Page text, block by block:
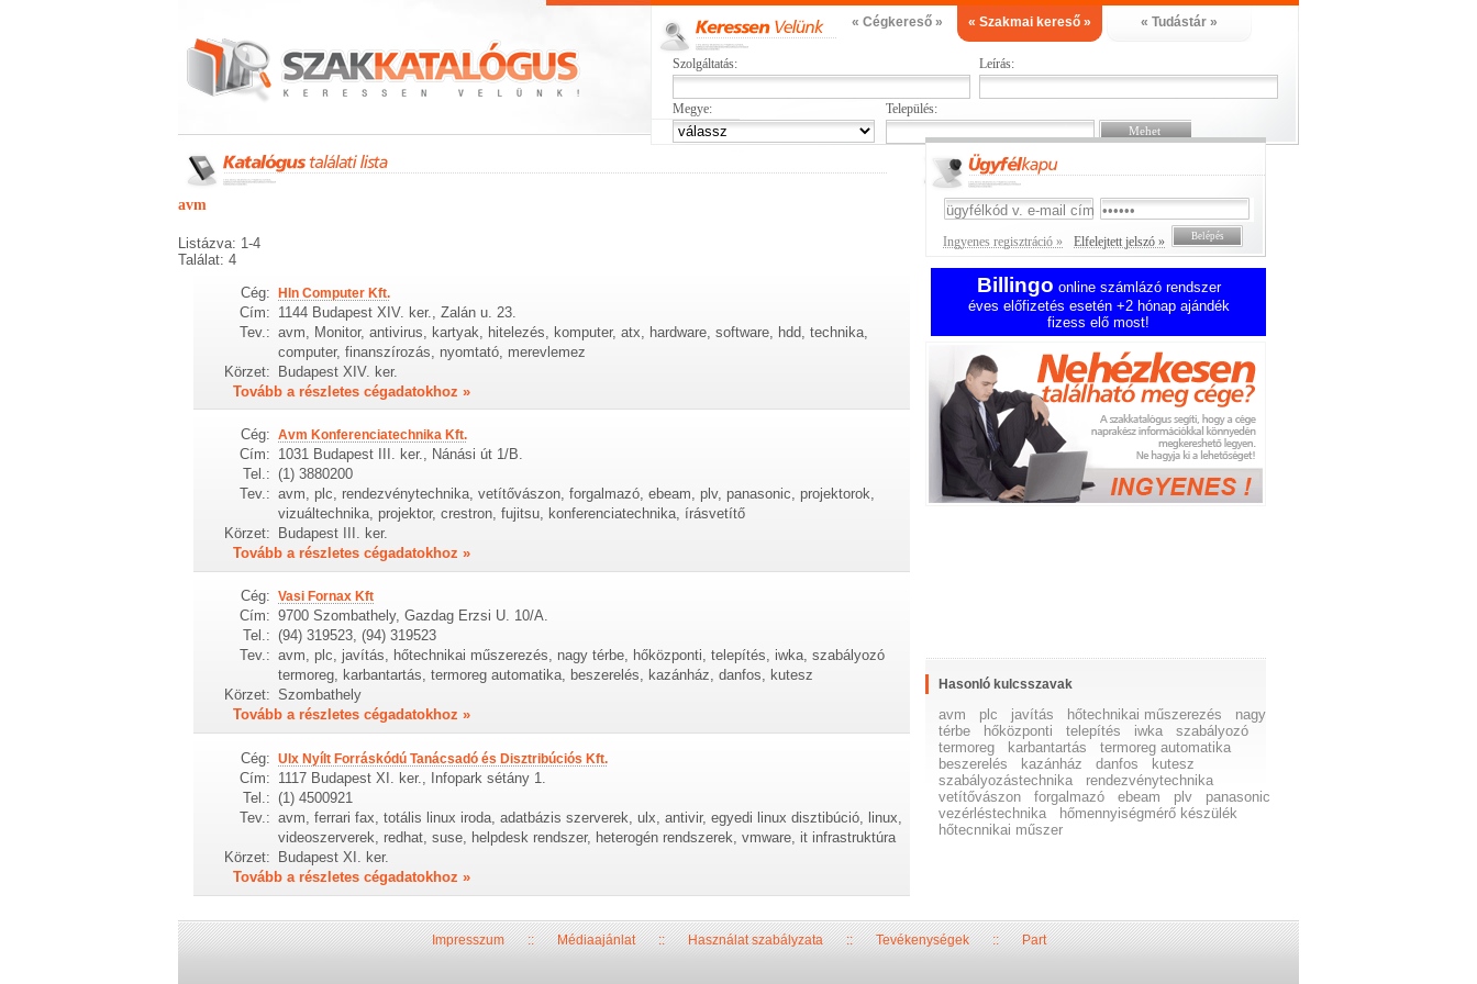
« Cégkereső » « Szakmai kereső » « Tudástár »
Szolgáltatás: Leírás:
Megye: Település:
avm
Listázva: 1-4
Találat: 4
Cég: Hln Computer Kft.
Cím: 1144 Budapest XIV. ker., Zalán u. 23.
Tev.: avm, Monitor, antivirus, kartyak, hitelezés, komputer, atx, hardware, software, hdd, technika,
computer, finanszírozás, nyomtató, merevlemez
Körzet: Budapest XIV. ker.
Tovább a részletes cégadatokhoz »
Cég: Avm Konferenciatechnika Kft.
Cím: 1031 Budapest III. ker., Nánási út 1/B.
Tel.: (1) 3880200
Tev.: avm, plc, rendezvénytechnika, vetítővászon, forgalmazó, ebeam, plv, panasonic, projektorok,
vizuáltechnika, projektor, crestron, fujitsu, konferenciatechnika, írásvetítő
Körzet:
Budapest III. ker.
Tovább a részletes cégadatokhoz »
Cég: Vasi Fornax Kft
Cím: 9700 Szombathely, Gazdag Erzsi U. 10/A.
Tel.: (94) 319523, (94) 319523
Tev.: avm, plc, javítás, hőtechnikai műszerezés, nagy térbe, hőközponti, telepítés, iwka, szabályozó
termoreg, karbantartás, termoreg automatika, beszerelés, kazánház, danfos, kutesz
Körzet: Szombathely
Tovább a részletes cégadatokhoz »
Cég: Ulx Nyílt Forráskódú Tanácsadó és Disztribúciós Kft.
Cím: 1117 Budapest XI. ker., Infopark sétány 1.
Tel.: (1) 4500921
Tev.: avm, ferrari fax, totális linux iroda, adatbázis szerverek, ulx, antivir, egyedi linux disztibúció, linux,
videoszerverek, redhat, suse, helpdesk rendszer, heterogén rendszerek, vmware, it infrastruktúra
Körzet:
Budapest XI. ker.
Tovább a részletes cégadatokhoz »
Ingyenes regisztráció » Elfelejtett jelszó »
Billingo online számlázó rendszer
éves előfizetés esetén +2 hónap ajándék
fizess elő most!
Hasonló kulcsszavak
avm plc javítás hőtechnikai műszerezés
nagy
térbe
hőközponti telepítés iwka
szabályozó
termoreg
karbantartás
termoreg automatika
beszerelés
kazánház danfos
kutesz
szabályozástechnika
rendezvénytechnika
vetítővászon
forgalmazó ebeam plv
panasonic
vezérléstechnika
hőmennyiségmérő készülék
hőtecnnikai műszer
Impresszum::Médiaajánlat::Használat szabályzata::Tevékenységek::Part